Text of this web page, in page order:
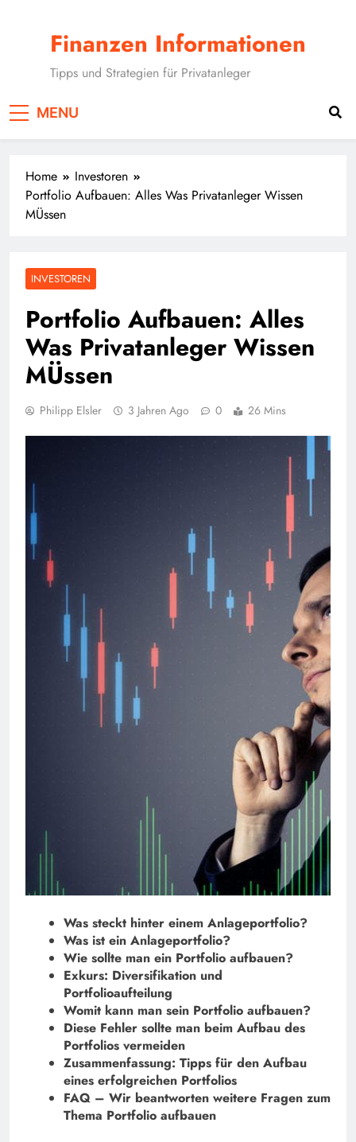
Finanzen Informationen
Tipps und Strategien für Privatanleger
MENU
Home
Investoren
Portfolio Aufbauen: Alles Was Privatanleger Wissen
MÜssen
INVESTOREN
Portfolio Aufbauen: Alles
Was Privatanleger Wissen
MÜssen
Philipp Elsler 3 Jahren Ago 0 26 Mins
Was steckt hinter einem Anlageportfolio?
Was ist ein Anlageportfolio?
Wie sollte man ein Portfolio aufbauen?
Exkurs: Diversifikation und
Portfolioaufteilung
Womit kann man sein Portfolio aufbauen?
Diese Fehler sollte man beim Aufbau des
Portfolios vermeiden
Zusammenfassung: Tipps für den Aufbau
eines erfolgreichen Portfolios
FAQ – Wir beantworten weitere Fragen zum
Thema Portfolio aufbauen